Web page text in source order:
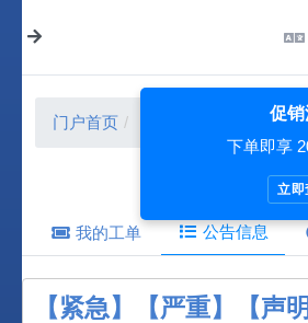
门户首页 8 月 2026
我的工单 公告信息
【紧急】【严重】【声
促
下单即享
立即